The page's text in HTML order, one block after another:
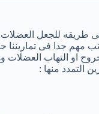
طريقه للجعل العضلات
مهم جدا فى تماريننا
او التهاب العضلات
التمدد منها :